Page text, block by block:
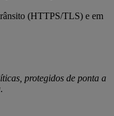
(HTTPS/TLS) e em
protegidos de ponta a